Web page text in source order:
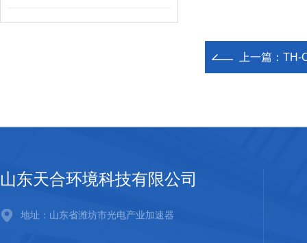
上一篇： TH-
山东天合环境科技有限公司
地址：山东省潍坊市光电产业加速器